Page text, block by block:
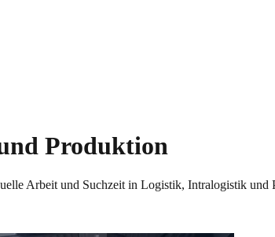
Produktion
Arbeit und Suchzeit in Logistik, Intralogistik